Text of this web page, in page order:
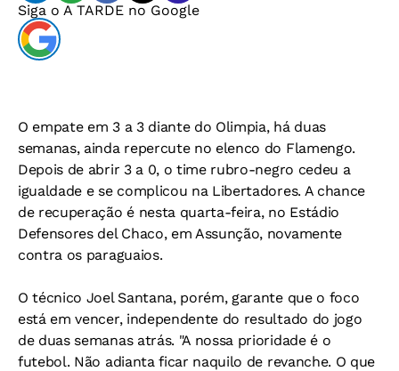
Siga o A TARDE no Google
O empate em 3 a 3 diante do Olimpia, há duas
semanas, ainda repercute no elenco do Flamengo.
Depois de abrir 3 a 0, o time rubro-negro cedeu a
igualdade e se complicou na Libertadores. A chance
de recuperação é nesta quarta-feira, no Estádio
Defensores del Chaco, em Assunção, novamente
contra os paraguaios.
O técnico Joel Santana, porém, garante que o foco
está em vencer, independente do resultado do jogo
de duas semanas atrás. "A nossa prioridade é o
futebol. Não adianta ficar naquilo de revanche. O que